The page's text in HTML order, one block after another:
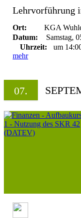
Lehrvorführung
Ort:
KGA
Datum:
Samstag,
Uhrzeit:
um
mehr
07.